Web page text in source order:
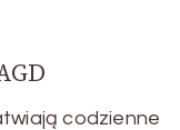
codzienne